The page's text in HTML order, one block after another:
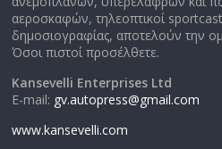
αεροσκαφών, τηλεοπτικοί
δημοσιογραφίας, αποτελούν την
Όσοι πιστοί προσέλθετε.
Kansevelli Enterprises Ltd
E-mail: gv.autopress@gmail.com
www.kansevelli.com